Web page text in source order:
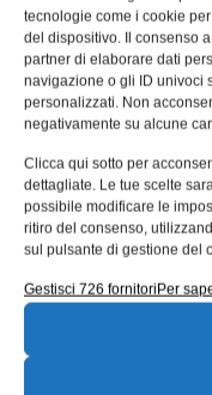
tecnologie come i cookie
del dispositivo. Il consenso
partner di elaborare dati
navigazione o gli ID univoci
personalizzati. Non
negativamente su alcune
Clicca qui sotto per
dettagliate. Le tue scelte
possibile modificare le
ritiro del consenso,
sul pulsante di gestione del
Gestisci 726 fornitoriPer
Reji Puthenveetil
ISCRIVITI ALLA